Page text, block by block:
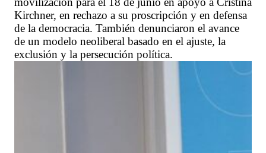
Kirchner, en rechazo a su proscripción y en defensa
de la democracia. También denunciaron el avance
de un modelo neoliberal basado en el ajuste, la
exclusión y la persecución política.